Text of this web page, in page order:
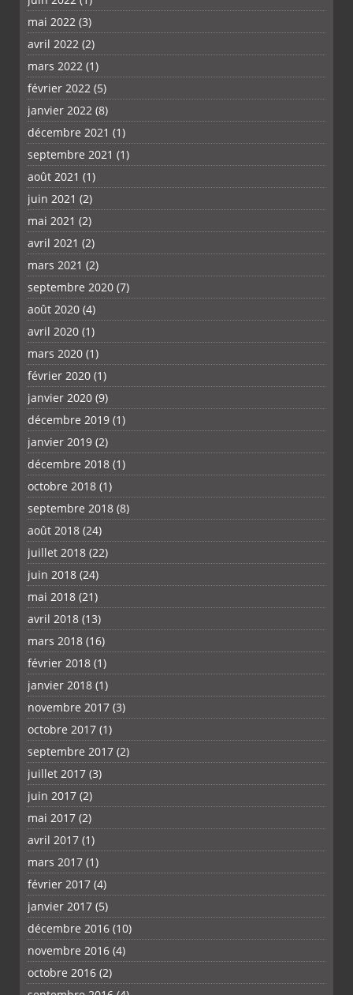
mai 2022 (3)
avril 2022 (2)
mars 2022 (1)
février 2022 (5)
janvier 2022 (8)
décembre 2021 (1)
septembre 2021 (1)
août 2021 (1)
juin 2021 (2)
mai 2021 (2)
avril 2021 (2)
mars 2021 (2)
septembre 2020 (7)
août 2020 (4)
avril 2020 (1)
mars 2020 (1)
février 2020 (1)
janvier 2020 (9)
décembre 2019 (1)
janvier 2019 (2)
décembre 2018 (1)
octobre 2018 (1)
septembre 2018 (8)
août 2018 (24)
juillet 2018 (22)
juin 2018 (24)
mai 2018 (21)
avril 2018 (13)
mars 2018 (16)
février 2018 (1)
janvier 2018 (1)
novembre 2017 (3)
octobre 2017 (1)
septembre 2017 (2)
juillet 2017 (3)
juin 2017 (2)
mai 2017 (2)
avril 2017 (1)
mars 2017 (1)
février 2017 (4)
janvier 2017 (5)
décembre 2016 (10)
novembre 2016 (4)
octobre 2016 (2)